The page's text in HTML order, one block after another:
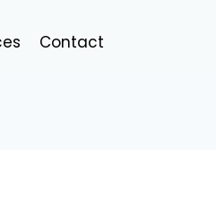
Contact